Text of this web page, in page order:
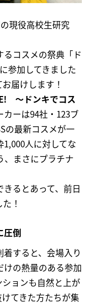
現役高校生研究
コスメの祭典「ド
参加してきました
届けします！
〜ドンキでコス
カーは94社・123ブ
の最新コスメが一
人に対してな
、まさにプラチナ
るとあって、前日
！
圧倒
すると、会場入り
けの熱量のある参加
ョンも自然と上が
てきた方たちが集